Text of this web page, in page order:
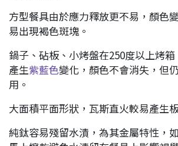
方型餐具由於應力釋放更不易，顏色
易出現褐色斑塊。
鍋子、砧板、小烤盤在250度以上烤
產生紫藍色變化，顏色不會消失，但
用。
大面積平面形狀，瓦斯直火較易產生
純鈦容易殘留水漬，為其金屬特性，